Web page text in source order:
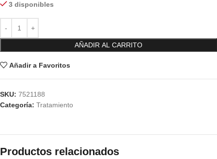
3 disponibles
AÑADIR AL CARRITO
Añadir a Favoritos
SKU: 7521188
Categoría: Tratamiento
Productos relacionados